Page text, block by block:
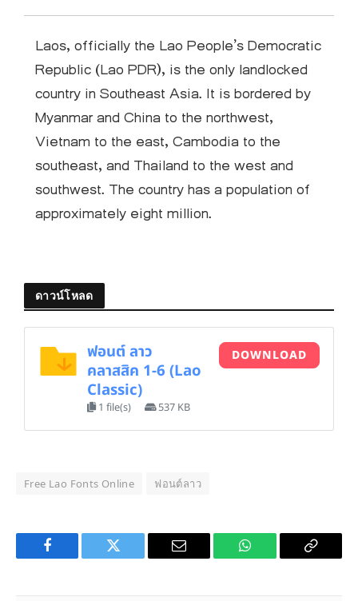
Laos, officially the Lao People’s Democratic
Republic (Lao PDR), is the only landlocked
country in Southeast Asia. It is bordered by
Myanmar and China to the northwest,
Vietnam to the east, Cambodia to the
southeast, and Thailand to the west and
southwest. The country has a population of
approximately eight million.
ดาวน์โหลด
ฟอนต์ ลาว
คลาสสิค 1-6 (Lao
Classic)
1 file(s) 537 KB
DOWNLOAD
Free Lao Fonts Online ฟอนต์ลาว
Facebook Twitter Email WhatsApp Copy